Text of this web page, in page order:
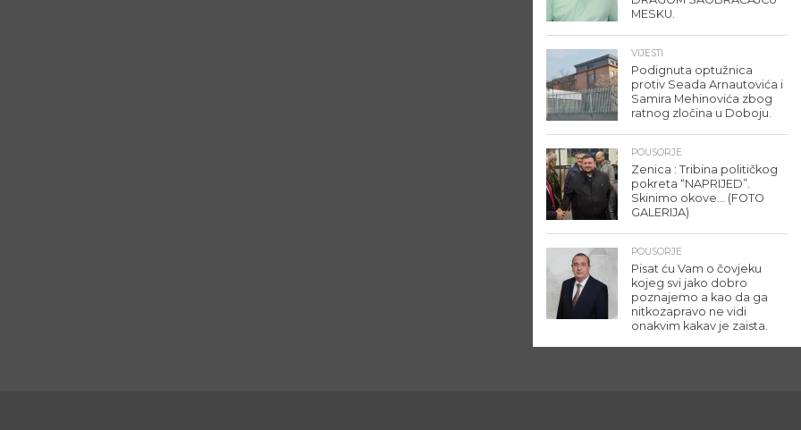
MESKU.
VIJESTI
Podignuta optužnica
protiv Seada Arnautovića i
Samira Mehinovića zbog
ratnog zločina u Doboju.
POUSORJE
Zenica : Tribina političkog
pokreta “NAPRIJED”.
Skinimo okove… (FOTO
GALERIJA)
POUSORJE
Pisat ću Vam o čovjeku
kojeg svi jako dobro
poznajemo a kao da ga
nitkozapravo ne vidi
onakvim kakav je zaista.